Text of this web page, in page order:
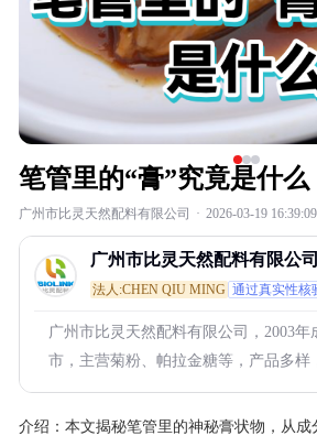
笔管里的“膏”究竟是什么
广州市比灵天然配料有限公司 · 2026-03-19 16:39:09
广州市比灵天然配料有限公司
法人:CHEN QIU MING 通过真实性核
广州市比灵天然配料有限公司，2003年
市，主营菊粉、帕拉金糖等，产品多样
介绍： 本文揭秘笔管里的神秘膏状物，从